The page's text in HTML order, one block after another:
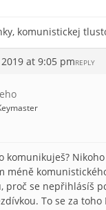
komunistickej
at 9:05 pmREPLY
komunikuješ?
méně
proč se nepřihlásíš
To se za toho